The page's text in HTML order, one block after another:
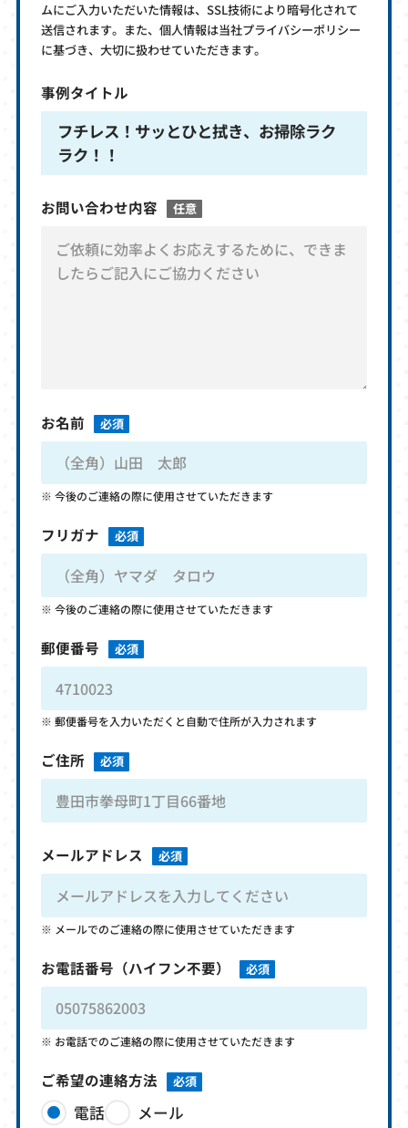
ムにご入力いただいた情報は、SSL技術により暗号化されて
送信されます。また、個人情報は当社プライバシーポリシー
に基づき、大切に扱わせていただきます。
事例タイトル
フチレス！サッとひと拭き、お掃除ラク
ラク！！
お問い合わせ内容 任意
お名前 必須
今後のご連絡の際に使用させていただきます
フリガナ 必須
今後のご連絡の際に使用させていただきます
郵便番号 必須
郵便番号を入力いただくと自動で住所が入力されます
ご住所 必須
メールアドレス 必須
メールでのご連絡の際に使用させていただきます
お電話番号 （ハイフン不要） 必須
お電話でのご連絡の際に使用させていただきます
ご希望の連絡方法 必須
電話 メール